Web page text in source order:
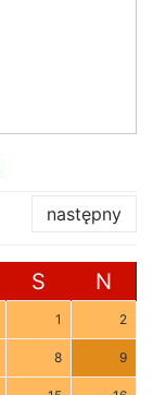
następny
S N
1 2
8 9